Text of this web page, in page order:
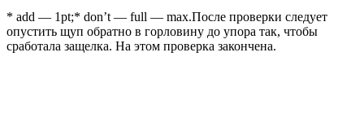
* add — 1pt;* don’t — full — max.После проверки следует
опустить щуп обратно в горловину до упора так, чтобы
сработала защелка. На этом проверка закончена.